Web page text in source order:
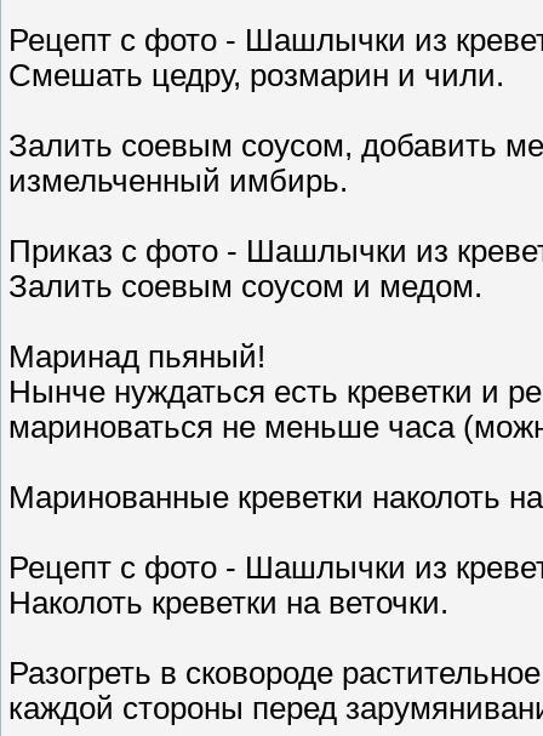
Рецепт с фото - Шашлычки из
Смешать цедру, розмарин и чили.
Залить соевым соусом, добавить
измельченный имбирь.
Приказ с фото - Шашлычки из
Залить соевым соусом и медом.
Маринад пьяный!
Нынче нуждаться есть креветки и
мариноваться не меньше часа
Маринованные креветки наколоть
Рецепт с фото - Шашлычки из
Наколоть креветки на веточки.
Разогреть в сковороде
каждой стороны перед